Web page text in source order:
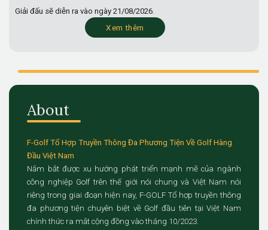
Giải đấu sẽ diễn ra vào ngày 21/08/2026.
Xem thêm
About
F-Golf Tổ Hợp Truyền Thông Đa Phương Tiện Về Golf Hàng
Đầu Việt Nam
Nắm bắt được xu hướng phát triển mạnh mẽ của ngành
công nghiệp Golf trên thế giới nói chung và Việt Nam nói
riêng trong giai đoạn hiện nay, F-GOLF Tổ hợp truyền thông
đa phương tiện chuyên biệt về Golf đầu tiên tại Việt Nam
chính thức ra mắt cộng đồng vào tháng 10/2023.